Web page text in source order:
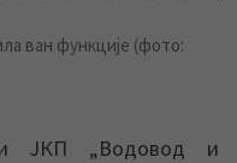
ван функције (фото:
ЈКП „Водовод и